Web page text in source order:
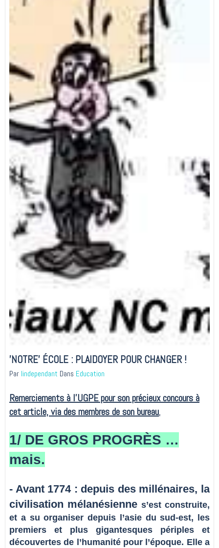
'NOTRE' ÉCOLE : PLAIDOYER POUR CHANGER !
Par lindependant Dans Education
Remerciements à l'UGPE pour son précieux concours à
cet article, via des membres de son bureau.
1/ DE GROS PROGRÈS …
mais.
- Avant 1774 : depuis des millénaires, la
civilisation mélanésienne s’est construite,
et a su organiser depuis l’asie du sud-est, les
premiers et plus gigantesques périples et
découvertes de l’humanité pour l’époque. Elle a